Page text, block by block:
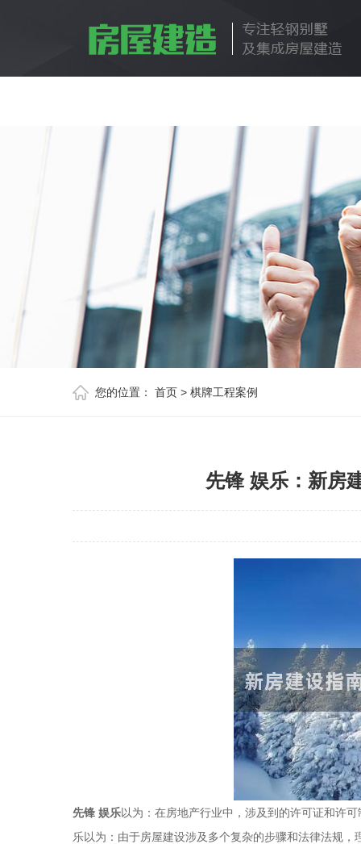
您的位置： 首页 > 棋牌工程案例
先锋 娱乐：新房
先锋 娱乐以为：在房地产行业中，涉及到的许可证和许
乐以为：由于房屋建设涉及多个复杂的步骤和法律法规